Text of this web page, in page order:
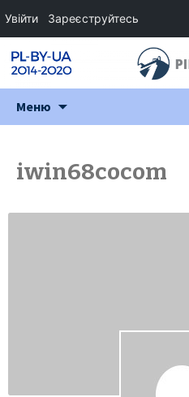
Меню
iwin68cocom
Увійти Зареєструйтесь